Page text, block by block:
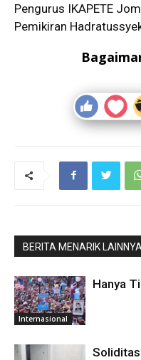
Pengurus IKAPETE
Pemikiran
BERITA MENARIK LAINNYA
Internasional
Hanya